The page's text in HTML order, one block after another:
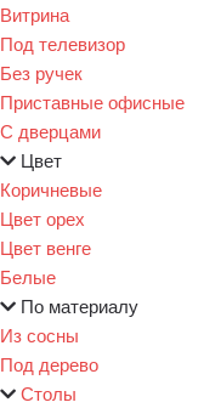
Витрина
Под телевизор
Без ручек
Приставные офисные
С дверцами
Цвет
Коричневые
Цвет орех
Цвет венге
Белые
По материалу
Из сосны
Под дерево
Столы